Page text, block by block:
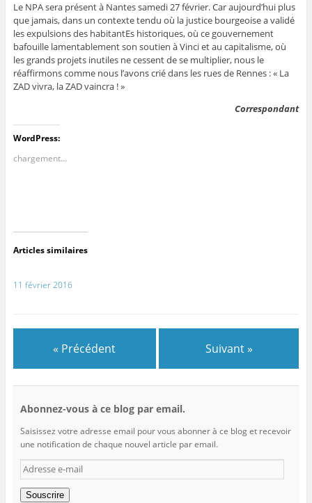
Le NPA sera présent à Nantes samedi 27 février. Car aujourd’hui plus
que jamais, dans un contexte tendu où la justice bourgeoise a validé
les expulsions des habitantEs historiques, où ce gouvernement
bafouille lamentablement son soutien à Vinci et au capitalisme, où
les grands projets inutiles ne cessent de se multiplier, nous le
réaffirmons comme nous l’avons crié dans les rues de Rennes : « La
ZAD vivra, la ZAD vaincra ! »
Correspondant
WordPress:
chargement…
Articles similaires
11 février 2016
« Précédent Suivant »
Abonnez-vous à ce blog par email.
Saisissez votre adresse email pour vous abonner à ce blog et recevoir
une notification de chaque nouvel article par email.
Adresse
e-
mail
Souscrire